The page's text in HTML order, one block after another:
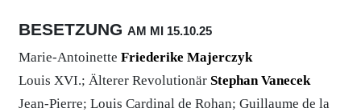
BESETZUNGAM MI 15.10.25
Marie-Antoinette Friederike Majerczyk
Louis XVI.; Älterer Revolutionär Stephan Vanecek
Jean-Pierre; Louis Cardinal de Rohan; Guillaume de la